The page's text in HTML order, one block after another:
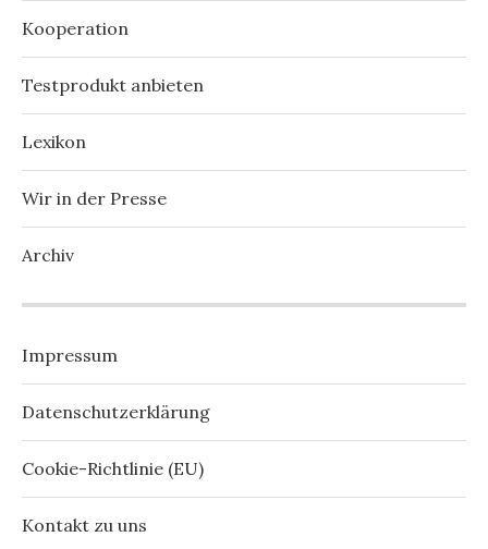
Kooperation
Testprodukt anbieten
Lexikon
Wir in der Presse
Archiv
Impressum
Datenschutzerklärung
Cookie-Richtlinie (EU)
Kontakt zu uns